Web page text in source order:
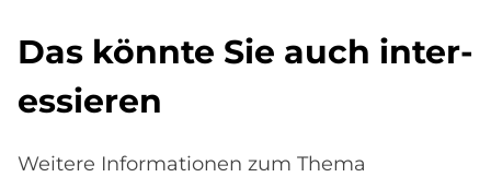
Das könn­te Sie auch in­ter­
es­sie­ren
Weitere Informationen zum Thema